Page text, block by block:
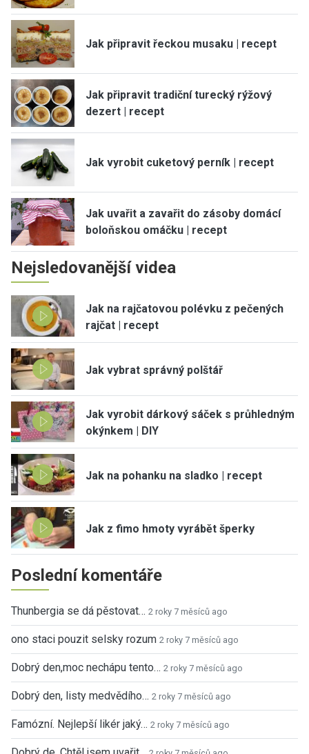
Jak připravit řeckou musaku | recept
Jak připravit tradiční turecký rýžový
dezert | recept
Jak vyrobit cuketový perník | recept
Jak uvařit a zavařit do zásoby domácí
boloňskou omáčku | recept
Nejsledovanější videa
Jak na rajčatovou polévku z pečených
rajčat | recept
Jak vybrat správný polštář
Jak vyrobit dárkový sáček s průhledným
okýnkem | DIY
Jak na pohanku na sladko | recept
Jak z fimo hmoty vyrábět šperky
Poslední komentáře
Thunbergia se dá pěstovat… 2 roky 7 měsíců ago
ono staci pouzit selsky rozum 2 roky 7 měsíců ago
Dobrý den,moc nechápu tento… 2 roky 7 měsíců ago
Dobrý den, listy medvědího… 2 roky 7 měsíců ago
Famózní. Nejlepší likér jaký… 2 roky 7 měsíců ago